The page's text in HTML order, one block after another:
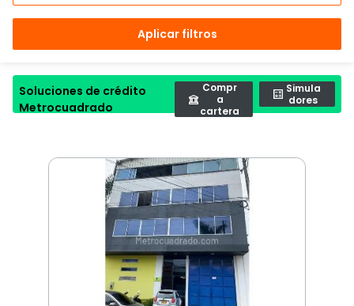
Aplicar filtros
Soluciones de crédito
Metrocuadrado
Compr
a
cartera
Simula
dores